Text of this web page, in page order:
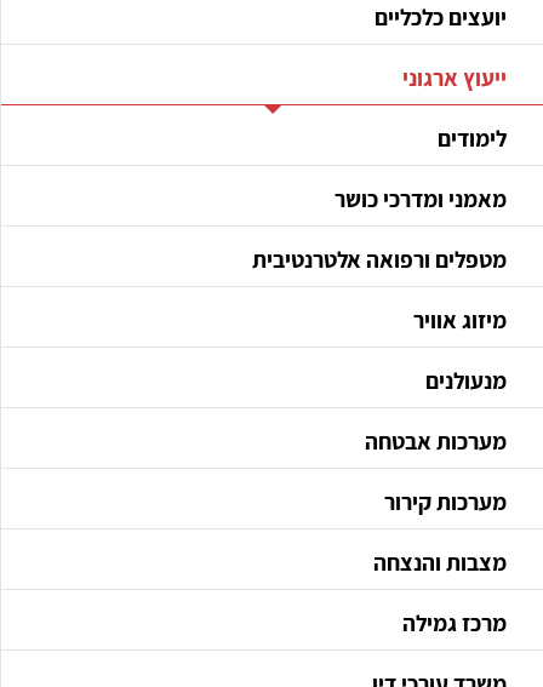
יועצים כלכליים
ייעוץ ארגוני
לימודים
מאמני ומדרכי כושר
מטפלים ורפואה אלטרנטיבית
מיזוג אוויר
מנעולנים
מערכות אבטחה
מערכות קירור
מצבות והנצחה
מרכז גמילה